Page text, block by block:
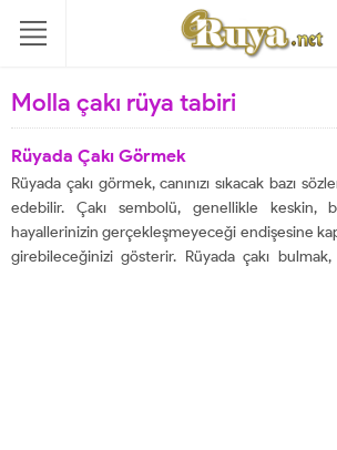
Molla çakı rüya tabiri
Rüyada Çakı Görmek
Rüyada çakı görmek, canınızı sıkacak bazı
edebilir. Çakı sembolü, genellikle keskin,
hayallerinizin gerçekleşmeyeceği endişesine
girebileceğinizi gösterir. Rüyada çakı